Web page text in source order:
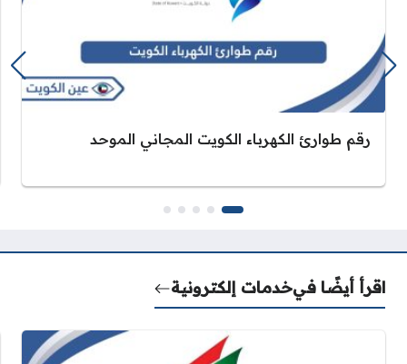
رقم طوارئ الكهرباء الكويت المجاني الموحد
اقرأ أيضًا فيخدمات إلكترونية